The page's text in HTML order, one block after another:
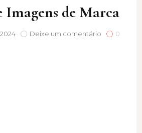
Imagens de Marca
Deixe um comentário20
0